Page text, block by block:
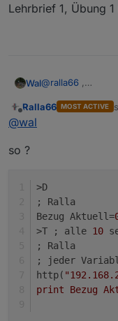
Lehrbrief 1, Übung
Wal@ralla66 ,
Mit http("
Offline
Ralla66 MOST ACTIVE
@wal
so ?
>D
; Ralla
Bezug Aktuell=
>T ; alle 10
; Ralla
; jeder
http(
print Bezug